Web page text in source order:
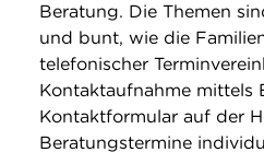
Beratung. Die Themen
und bunt, wie die
telefonischer
Kontaktaufnahme mittels
Kontaktformular auf der
Beratungstermine